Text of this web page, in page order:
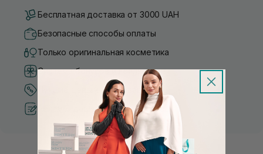
Бесплатная доставка от 3000 UAH
Безопасные способы оплаты
Только оригинальная косметика
Система бонусов и лояльности
Лучшие цены и топ товары
Рекомендации от косметологов